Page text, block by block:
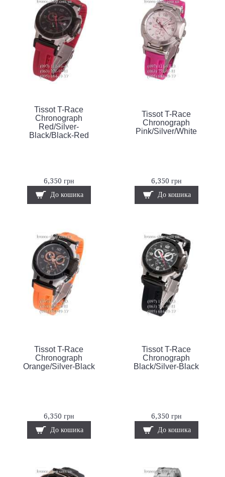
Tissot T-Race
Chronograph
Red/Silver-
Black/Black-Red
6,350 грн
До кошика
Tissot T-Race
Chronograph
Pink/Silver/White
6,350 грн
До кошика
Tissot T-Race
Chronograph
Orange/Silver-Black
6,350 грн
До кошика
Tissot T-Race
Chronograph
Black/Silver-Black
6,350 грн
До кошика